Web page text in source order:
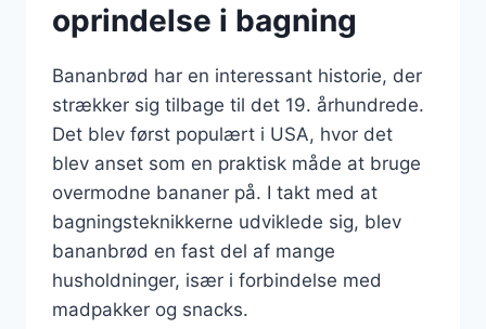
oprindelse i bagning
Bananbrød har en interessant historie, der
strækker sig tilbage til det 19. århundrede.
Det blev først populært i USA, hvor det
blev anset som en praktisk måde at bruge
overmodne bananer på. I takt med at
bagningsteknikkerne udviklede sig, blev
bananbrød en fast del af mange
husholdninger, især i forbindelse med
madpakker og snacks.